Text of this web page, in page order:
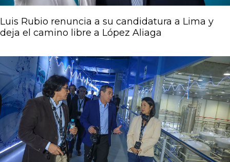
Luis Rubio renuncia a su candidatura a Lima y
deja el camino libre a López Aliaga